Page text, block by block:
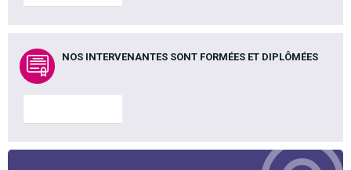
NOS INTERVENANTES SONT FORMÉES ET DIPLÔMÉES